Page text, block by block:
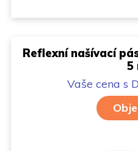
Reflexní našívací
5
Vaše cena s